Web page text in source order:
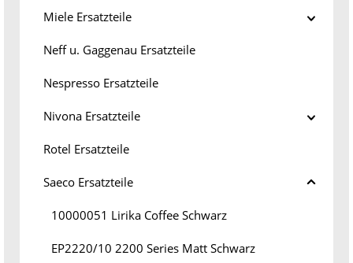
Miele Ersatzteile
Neff u. Gaggenau Ersatzteile
Nespresso Ersatzteile
Nivona Ersatzteile
Rotel Ersatzteile
Saeco Ersatzteile
10000051 Lirika Coffee Schwarz
EP2220/10 2200 Series Matt Schwarz